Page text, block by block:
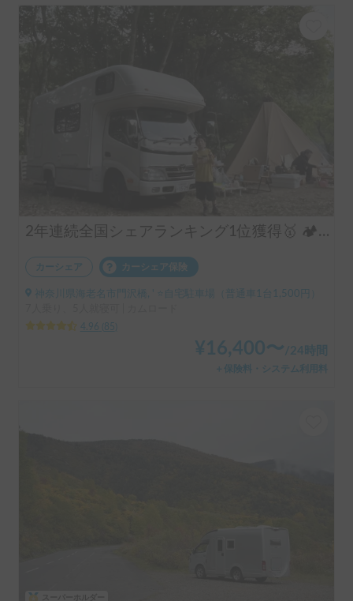
2年連続全国シェアランキング1位獲得🥇 🏕️フル装備のキャンピングカーで快適な家族旅行をお楽しみ下さい😆
カーシェア カーシェア保険
神奈川県海老名市門沢橋, ' ⭐️自宅駐車場（普通車1台1,500円）
4.96
85
¥ 16,400〜 /24時間
＋保険料・システム利用料